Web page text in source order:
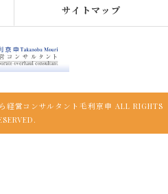
サイトマップ
経営コンサルタント毛利京申 ALL RIGHTS